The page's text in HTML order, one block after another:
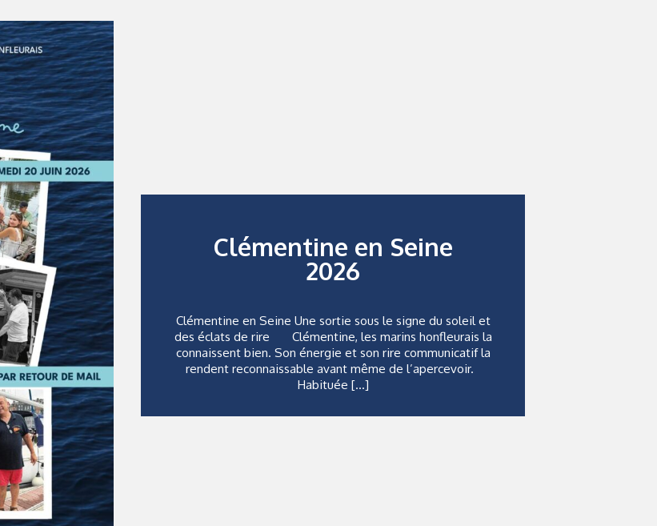
Clémentine en Seine
2026
Clémentine en Seine Une sortie sous le signe du soleil et
des éclats de rire Clémentine, les marins honfleurais la
connaissent bien. Son énergie et son rire communicatif la
rendent reconnaissable avant même de l’apercevoir.
Habituée […]